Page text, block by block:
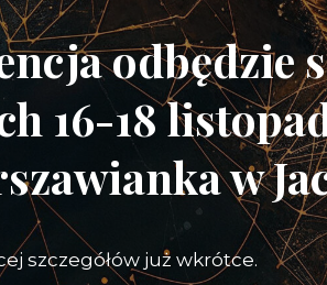
odbędzie
16-18
w
szczegółów już wkrótce.